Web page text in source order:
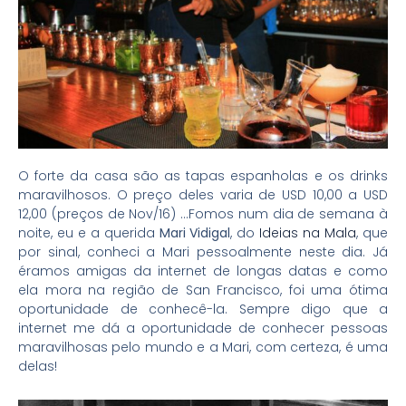
O forte da casa são as tapas espanholas e os drinks
maravilhosos. O preço deles varia de USD 10,00 a USD
12,00 (preços de Nov/16) …Fomos num dia de semana à
noite, eu e a querida Mari Vidigal, do Ideias na Mala, que
por sinal, conheci a Mari pessoalmente neste dia. Já
éramos amigas da internet de longas datas e como
ela mora na região de San Francisco, foi uma ótima
oportunidade de conhecê-la. Sempre digo que a
internet me dá a oportunidade de conhecer pessoas
maravilhosas pelo mundo e a Mari, com certeza, é uma
delas!